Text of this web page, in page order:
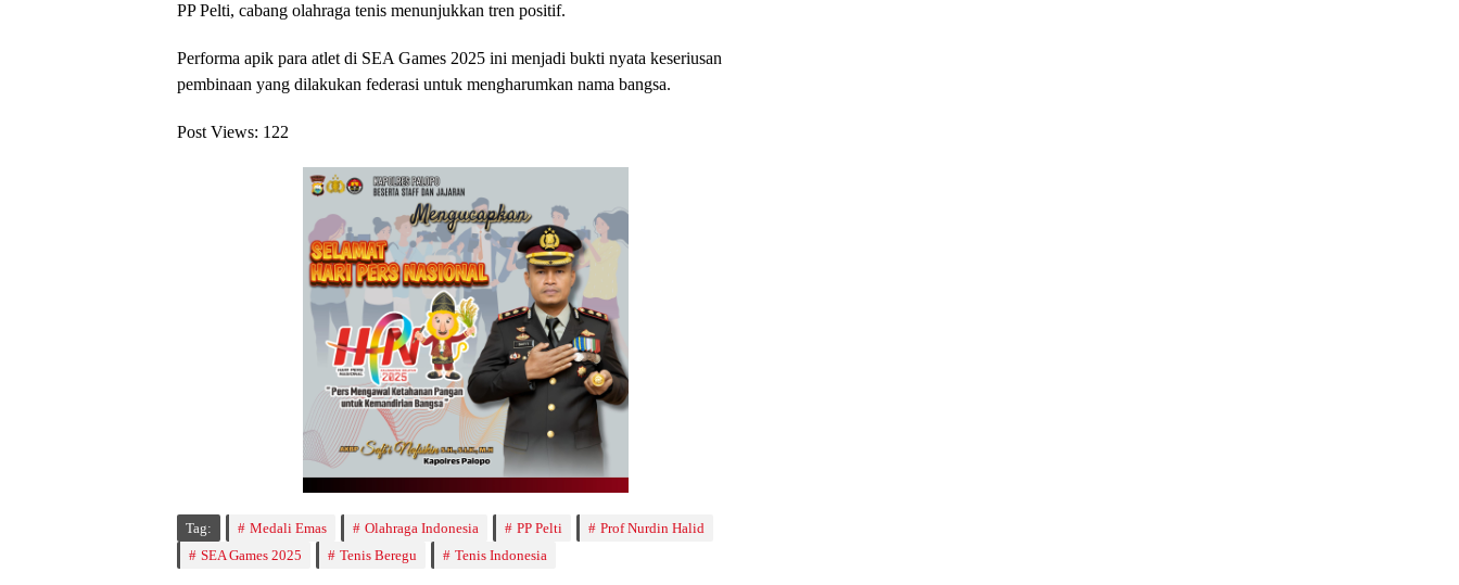
PP Pelti, cabang olahraga tenis menunjukkan tren positif.
Performa apik para atlet di SEA Games 2025 ini menjadi bukti nyata keseriusan
pembinaan yang dilakukan federasi untuk mengharumkan nama bangsa.
Post Views: 122
Tag: Medali Emas Olahraga Indonesia PP Pelti
Prof Nurdin Halid
SEA Games 2025
Tenis Beregu Tenis Indonesia